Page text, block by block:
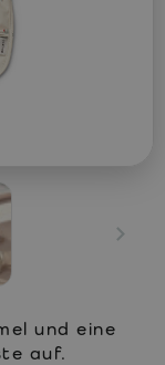
und eine
auf.